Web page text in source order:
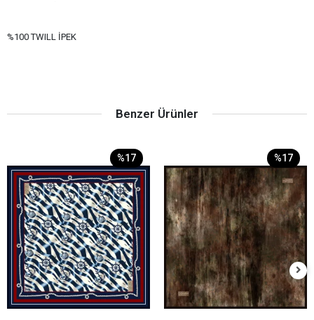
%100 TWILL İPEK
Benzer Ürünler
%17 %17